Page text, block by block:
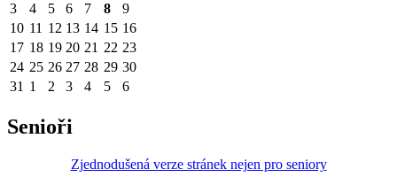
3
4 5 6 7 8
9
10 11 12 13 14 15 16
17 18 19 20 21 22 23
24 25 26 27 28 29 30
31 1 2 3 4 5 6
Senioři
Zjednodušená verze stránek nejen pro seniory